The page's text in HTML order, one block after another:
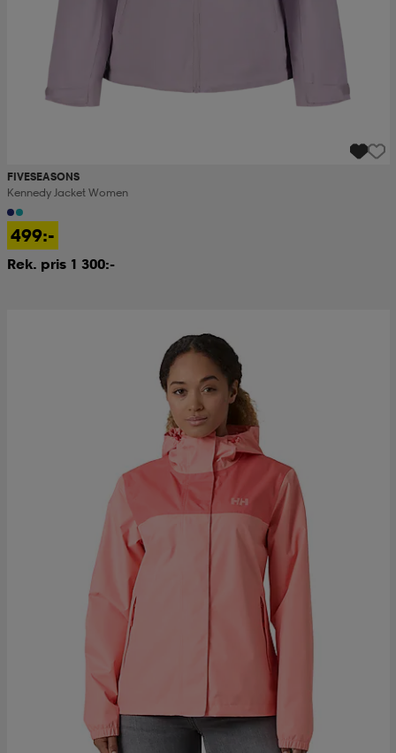
FIVESEASONS
Kennedy Jacket Women
499:-
Rek. pris 1 300:-